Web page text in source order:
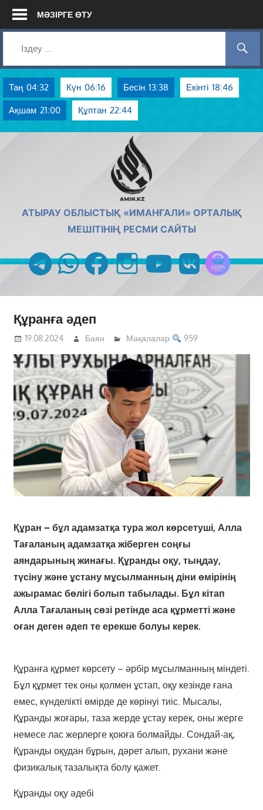
Skip
МӘЗІРГЕ ӨТУ
Таң 04:32 Күн 06:16 Бесін 13:38 Екінті 18:46
Ақшам 21:00 Құптан 22:44
АТЫРАУ ОБЛЫСТЫҚ «ИМАНҒАЛИ» ОРТАЛЫҚ
МЕШІТІНІҢ РЕСМИ САЙТЫ
telegramwhatsappfacebookinstagramyoutubevk
Құранға әдеп
19.08.2024 Баян Мақалалар 959
Құран – бұл адамзатқа тура жол көрсетуші, Алла
Тағаланың адамзатқа жіберген соңғы
аяндарының жинағы. Құранды оқу, тыңдау,
түсіну және ұстану мұсылманның діни өмірінің
ажырамас бөлігі болып табылады. Бұл кітап
Алла Тағаланың сөзі ретінде аса құрметті және
оған деген әдеп те ерекше болуы керек.
Құранға құрмет көрсету – әрбір мұсылманның міндеті.
Бұл құрмет тек оны қолмен ұстап, оқу кезінде ғана
емес, күнделікті өмірде де көрінуі тиіс. Мысалы,
Құранды жоғары, таза жерде ұстау керек, оны жерге
немесе лас жерлерге қоюға болмайды. Сондай-ақ,
Құранды оқудан бұрын, дәрет алып, рухани және
физикалық тазалықта болу қажет.
Құранды оқу әдебі